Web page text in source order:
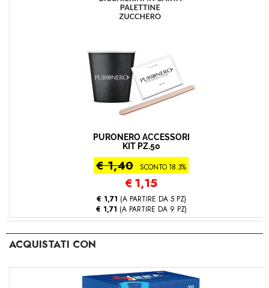
PURONERO ACCESSORI
KIT PZ.50
€ 1,40 SCONTO 18.3%
€ 1,15
€ 1,71 (A PARTIRE DA 5 PZ)
€ 1,71 (A PARTIRE DA 9 PZ)
ACQUISTATI CON